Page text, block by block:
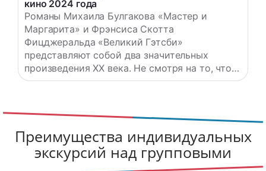
кино 2024 года
Романы Михаила Булгакова «Мастер и
Маргарита» и Фрэнсиса Скотта
Фицджеральда «Великий Гэтсби»
представляют собой два значительных
произведения XX века. Не смотря на то, что в
мире американский роман известен куда
мастера Булгакова является одной из самых
посещаемых иностранцами на Новодевичьем
кладбище. Особенно сильно желание
сравнить произведения возникает…
Преимущества индивидуальных
экскурсий над групповыми